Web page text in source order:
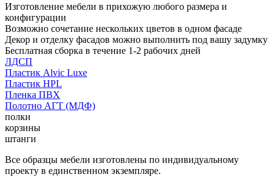
Изготовление мебели в прихожую любого размера и
конфигурации
Возможно сочетание нескольких цветов в одном фасаде
Декор и отделку фасадов можно выполнить под вашу задумку
Бесплатная сборка в течение 1-2 рабочих дней
ЛДСП
Пластик Alvic Luxe
Пластик HPL
Пленка ПВХ
Полотно АГТ (МДФ)
полки
корзины
штанги
Все образцы мебели изготовлены по индивидуальному
проекту в единственном экземпляре.